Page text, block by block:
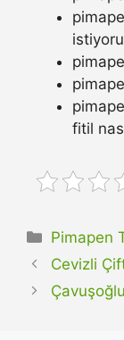
fitil
Pimapen
Cevizli